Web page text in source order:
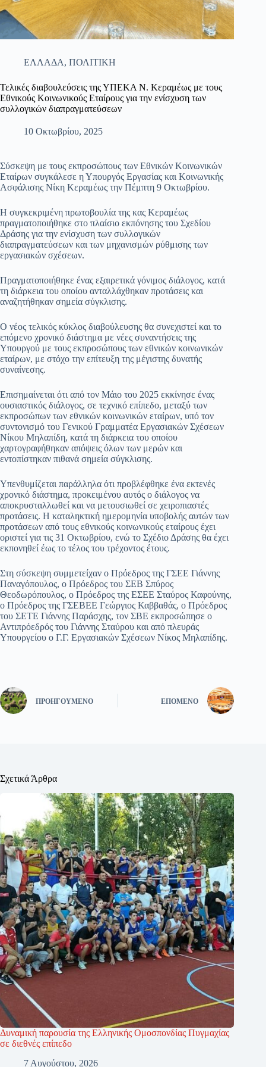
ΕΛΛΑΔΑ, ΠΟΛΙΤΙΚΗ
Τελικές διαβουλεύσεις της ΥΠΕΚΑ Ν. Κεραμέως με τους
Εθνικούς Κοινωνικούς Εταίρους για την ενίσχυση των
συλλογικών διαπραγματεύσεων
10 Οκτωβρίου, 2025
Σύσκεψη με τους εκπροσώπους των Εθνικών Κοινωνικών
Εταίρων συγκάλεσε η Υπουργός Εργασίας και Κοινωνικής
Ασφάλισης Νίκη Κεραμέως την Πέμπτη 9 Οκτωβρίου.
Η συγκεκριμένη πρωτοβουλία της κας Κεραμέως
πραγματοποιήθηκε στο πλαίσιο εκπόνησης του Σχεδίου
Δράσης για την ενίσχυση των συλλογικών
διαπραγματεύσεων και των μηχανισμών ρύθμισης των
εργασιακών σχέσεων.
Πραγματοποιήθηκε ένας εξαιρετικά γόνιμος διάλογος, κατά
τη διάρκεια του οποίου ανταλλάχθηκαν προτάσεις και
αναζητήθηκαν σημεία σύγκλισης.
Ο νέος τελικός κύκλος διαβούλευσης θα συνεχιστεί και το
επόμενο χρονικό διάστημα με νέες συναντήσεις της
Υπουργού με τους εκπροσώπους των εθνικών κοινωνικών
εταίρων, με στόχο την επίτευξη της μέγιστης δυνατής
συναίνεσης.
Επισημαίνεται ότι από τον Μάιο του 2025 εκκίνησε ένας
ουσιαστικός διάλογος, σε τεχνικό επίπεδο, μεταξύ των
εκπροσώπων των εθνικών κοινωνικών εταίρων, υπό τον
συντονισμό του Γενικού Γραμματέα Εργασιακών Σχέσεων
Νίκου Μηλαπίδη, κατά τη διάρκεια του οποίου
χαρτογραφήθηκαν απόψεις όλων των μερών και
εντοπίστηκαν πιθανά σημεία σύγκλισης.
Υπενθυμίζεται παράλληλα ότι προβλέφθηκε ένα εκτενές
χρονικό διάστημα, προκειμένου αυτός ο διάλογος να
αποκρυσταλλωθεί και να μετουσιωθεί σε χειροπιαστές
προτάσεις. Η καταληκτική ημερομηνία υποβολής αυτών των
προτάσεων από τους εθνικούς κοινωνικούς εταίρους έχει
οριστεί για τις 31 Οκτωβρίου, ενώ το Σχέδιο Δράσης θα έχει
εκπονηθεί έως το τέλος του τρέχοντος έτους.
Στη σύσκεψη συμμετείχαν ο Πρόεδρος της ΓΣΕΕ Γιάννης
Παναγόπουλος, ο Πρόεδρος του ΣΕΒ Σπύρος
Θεοδωρόπουλος, ο Πρόεδρος της ΕΣΕΕ Σταύρος Καφούνης,
ο Πρόεδρος της ΓΣΕΒΕΕ Γεώργιος Καββαθάς, ο Πρόεδρος
του ΣΕΤΕ Γιάννης Παράσχης, τον ΣΒΕ εκπροσώπησε ο
Αντιπρόεδρός του Γιάννης Σταύρου και από πλευράς
Υπουργείου ο Γ.Γ. Εργασιακών Σχέσεων Νίκος Μηλαπίδης.
ΠΡΟΗΓΟΎΜΕΝΟ ΕΠΌΜΕΝΟ
Σχετικά Άρθρα
Δυναμική παρουσία της Ελληνικής Ομοσπονδίας Πυγμαχίας
σε διεθνές επίπεδο
7 Αυγούστου, 2026